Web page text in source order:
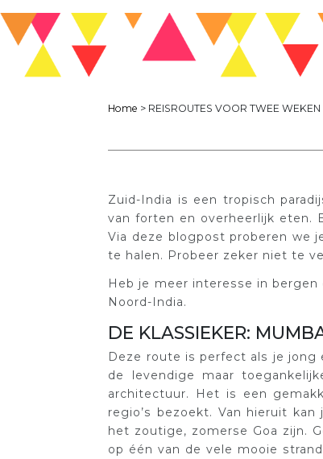
Home > REISROUTES VOOR TWEE
Zuid-India is een tropisch
van forten en overheerlijk
Via deze blogpost proberen we
te halen. Probeer zeker niet te
Heb je meer interesse in bergen
Noord-India.
DE KLASSIEKER:
Deze route is perfect als je
de levendige maar
architectuur. Het is een
regio’s bezoekt. Van hieruit
het zoutige, zomerse Goa zijn.
op één van de vele mooie